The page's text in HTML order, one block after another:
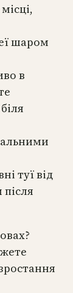
шаром
в
туї від